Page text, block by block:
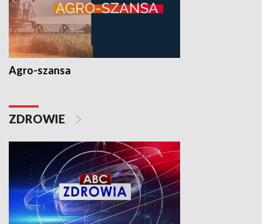
Agro-szansa
ZDROWIE